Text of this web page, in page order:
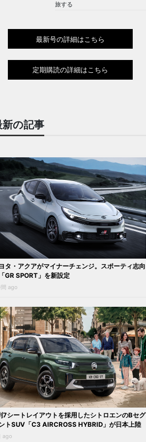
旅する
最新号の詳細はこちら
定期購読の詳細はこちら
新の記事
タ・アクアがマイナーチェンジ。スポーティ志向
GR SPORT」を新設定
間 ago
7シートレイアウトを採用したシトロエンのBセグ
トSUV「C3 AIRCROSS HYBRID」が日本上陸
ago